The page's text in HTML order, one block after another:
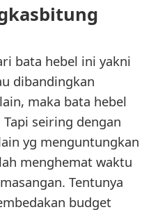
bata hebel ini yakni
dibandingkan
maka bata hebel
seiring dengan
yg menguntungkan
menghemat waktu
Tentunya
budget